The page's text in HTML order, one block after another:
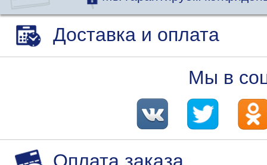
Доставка и оплата
Мы в